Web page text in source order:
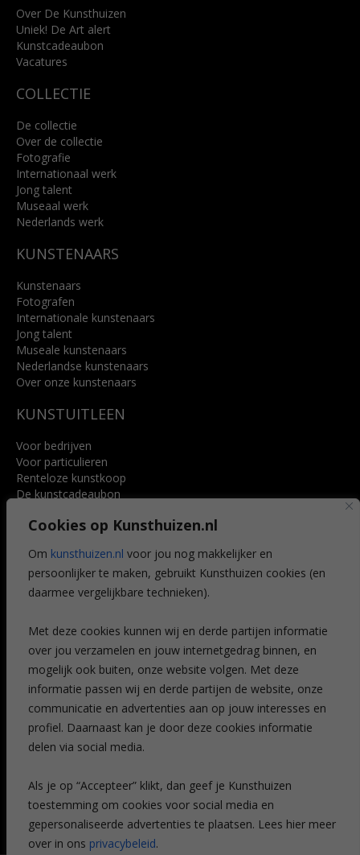
Cookies op Kunsthuizen.nl
Om kunsthuizen.nl voor jou nog makkelijker en
persoonlijker te maken, gebruikt Kunsthuizen cookies (en
daarmee vergelijkbare technieken).
Met deze cookies kunnen wij en derde partijen informatie
over jou verzamelen en jouw internetgedrag binnen, en
mogelijk ook buiten, onze website volgen. Met deze
informatie passen wij en derde partijen de website, onze
communicatie en advertenties aan op jouw interesses en
profiel. Daarnaast kan je door deze cookies informatie
delen via social media.
Als je op “Accepteer” klikt, dan geef je Kunsthuizen
toestemming om cookies voor social media en
gepersonaliseerde advertenties te plaatsen. Lees hier meer
over in ons privacybeleid.
info@kunsthuisbreda.nl
Lees meer
Over De Kunsthuizen
Uniek! De Art alert
Kunstcadeaubon
Vacatures
COLLECTIE
De collectie
Over de collectie
Fotografie
Internationaal werk
Jong talent
Museaal werk
Nederlands werk
KUNSTENAARS
Kunstenaars
Fotografen
Internationale kunstenaars
Jong talent
Museale kunstenaars
Nederlandse kunstenaars
Over onze kunstenaars
KUNSTUITLEEN
Voor bedrijven
Voor particulieren
Renteloze kunstkoop
De kunstcadeaubon
Voordelen
Veelgestelde vragen
CONTACT
Leiden
Amsterdam
Breda
Favorieten
Mijn art alert
NIEUWSBRIEF